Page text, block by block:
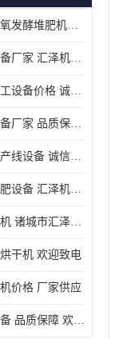
潍坊纳米膜好氧发酵堆肥机定制
粪便有机肥设备厂家 汇泽机械 免费报价
鸡粪有机肥加工设备价格 诚信卖家 致电了解
湖北有机肥设备厂家 品质保障 欢迎咨询
羊粪有机肥生产线设备 诚信卖家 致电了解
制造生产有机肥设备 汇泽机械 免费报价
污泥烘干除湿机 诸城市汇泽机械有限公司
干机 欢迎致电
价格 厂家供应
污泥烘干机设备 品质保障 欢迎咨询